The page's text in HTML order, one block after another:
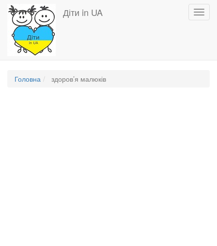
Перейти
основного
вмісту
Діти in UA
Головна здоров’я малюків